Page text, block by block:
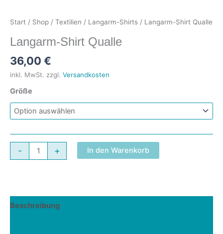
Start / Shop / Textilien / Langarm-Shirts / Langarm-Shirt Qualle
Langarm-Shirt Qualle
36,00 €
inkl. MwSt. zzgl. Versandkosten
Größe
-
Langarm-
Shirt
+ In den Warenkorb
Beschreibung